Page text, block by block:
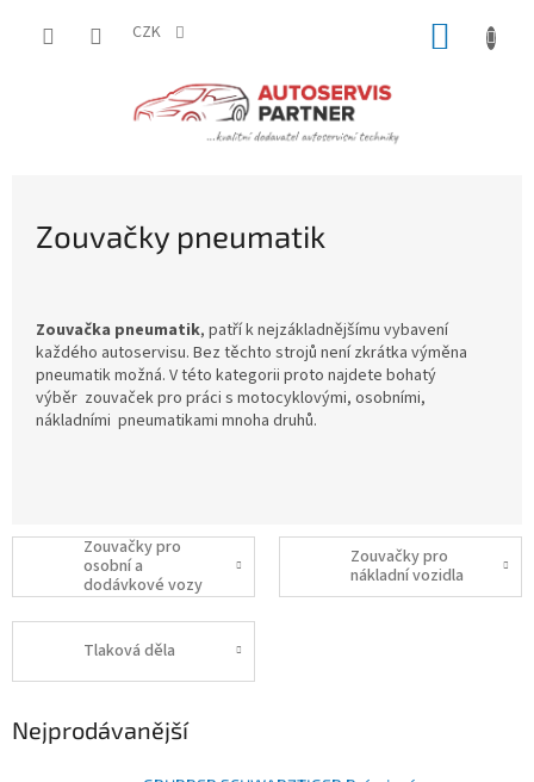
CZK
Zouvačky pneumatik
Zouvačka pneumatik, patří k nejzákladnějšímu vybavení
každého autoservisu. Bez těchto strojů není zkrátka výměna
pneumatik možná. V této kategorii proto najdete bohatý
výběr zouvaček pro práci s motocyklovými, osobními,
nákladními pneumatikami mnoha druhů.
Zouvačky pro
osobní a
dodávkové vozy
Zouvačky pro
nákladní vozidla
Tlaková děla
Nejprodávanější